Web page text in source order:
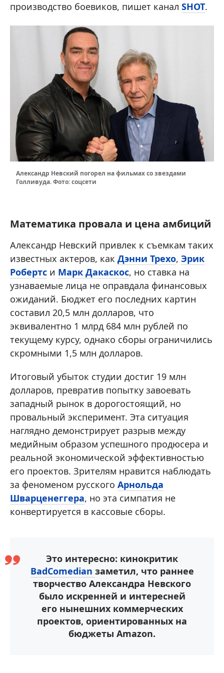
производство боевиков, пишет канал SHOT.
Александр Невский погорел на фильмах со звездами
Голливуда. Фото: соцсети
Математика провала и цена амбиций
Александр Невский привлек к съемкам таких
известных актеров, как Дэнни Трехо, Эрик
Робертс и Марк Дакаскос, но ставка на
узнаваемые лица не оправдала финансовых
ожиданий. Бюджет его последних картин
составил 20,5 млн долларов, что
эквивалентно 1 млрд 684 млн рублей по
текущему курсу, однако сборы ограничились
скромными 1,5 млн долларов.
Итоговый убыток студии достиг 19 млн
долларов, превратив попытку завоевать
западный рынок в дорогостоящий, но
провальный эксперимент. Эта ситуация
наглядно демонстрирует разрыв между
медийным образом успешного продюсера и
реальной экономической эффективностью
его проектов. Зрителям нравится наблюдать
за феноменом русского Арнольда
Шварценеггера, но эта симпатия не
конвертируется в кассовые сборы.
Это интересно: кинокритик
BadComedian заметил, что раннее
творчество Александра Невского
было искренней и интересней
его нынешних коммерческих
проектов, ориентированных на
бюджеты Amazon.